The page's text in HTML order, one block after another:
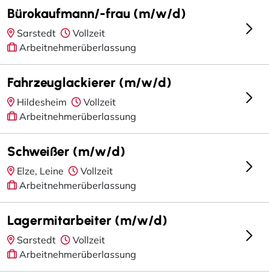
Bürokaufmann/-frau (m/w/d)
Sarstedt
Vollzeit
Arbeitnehmerüberlassung
Fahrzeuglackierer (m/w/d)
Hildesheim
Vollzeit
Arbeitnehmerüberlassung
Schweißer (m/w/d)
Elze, Leine
Vollzeit
Arbeitnehmerüberlassung
Lagermitarbeiter (m/w/d)
Sarstedt
Vollzeit
Arbeitnehmerüberlassung